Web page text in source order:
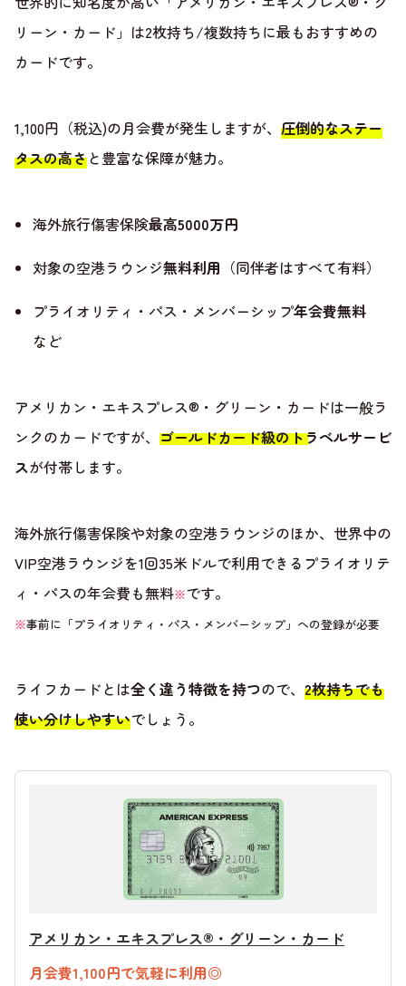
リーン・カード」は2枚持ち/複数持ちに最もおすすめの
カードです。
1,100円（税込)の月会費が発生しますが、 圧倒的なステー
タスの高さと豊富な保障が魅力。
海外旅行傷害保険最高5000万円
対象の空港ラウンジ無料利用 （同伴者はすべて有料）
プライオリティ・パス・メンバーシップ年会費無料
など
アメリカン・エキスプレス®・グリーン・カードは一般ラ
ンクのカードですが、 ゴールドカード級のトラベルサービ
スが付帯します。
海外旅行傷害保険や対象の空港ラウンジのほか、世界中の
VIP空港ラウンジを1回35米ドルで利用できるプライオリテ
ィ・パスの年会費も無料※です。
※事前に「プライオリティ・パス・メンバーシップ」への登録が必要
ライフカードとは全く違う特徴を持つので、 2枚持ちでも
使い分けしやすいでしょう。
アメリカン・エキスプレス®・グリーン・カード
月会費1,100円で気軽に利用◎